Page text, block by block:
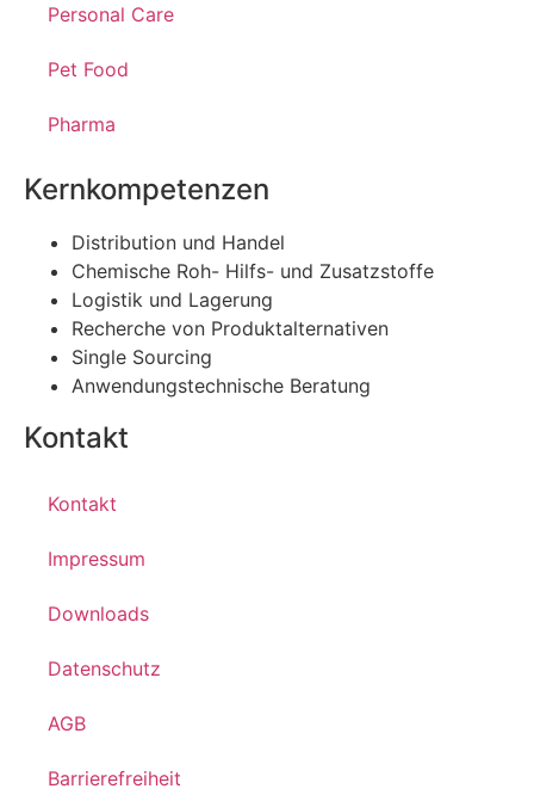
Personal Care
Pet Food
Pharma
Kernkompetenzen
Distribution und Handel
Chemische Roh- Hilfs- und Zusatzstoffe
Logistik und Lagerung
Recherche von Produktalternativen
Single Sourcing
Anwendungstechnische Beratung
Kontakt
Kontakt
Impressum
Downloads
Datenschutz
AGB
Barrierefreiheit